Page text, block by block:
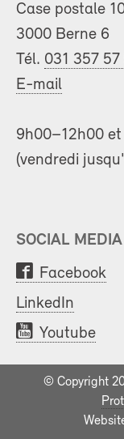
Case postale
3000 Berne 6
Tél. 031 357 57
E-mail
9h00–12h00
(vendredi
SOCIAL MEDIA
Facebook
LinkedIn
Youtube
© Copyright